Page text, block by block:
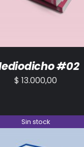
#02
$ 13.000,00
Sin stock